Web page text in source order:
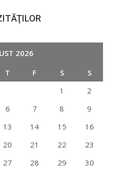
2026
T F S
S
1
2
6 7 8
9
13 14 15
16
20 21 22
23
27 28 29 30